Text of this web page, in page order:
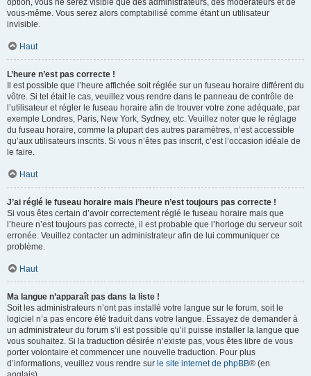
option, vous ne serez visible que des administrateurs, des modérateurs et de
vous-même. Vous serez alors comptabilisé comme étant un utilisateur
invisible.
Haut
L’heure n’est pas correcte !
Il est possible que l’heure affichée soit réglée sur un fuseau horaire différent du
vôtre. Si tel était le cas, veuillez vous rendre dans le panneau de contrôle de
l’utilisateur et régler le fuseau horaire afin de trouver votre zone adéquate, par
exemple Londres, Paris, New York, Sydney, etc. Veuillez noter que le réglage
du fuseau horaire, comme la plupart des autres paramètres, n’est accessible
qu’aux utilisateurs inscrits. Si vous n’êtes pas inscrit, c’est l’occasion idéale de
le faire.
Haut
J’ai réglé le fuseau horaire mais l’heure n’est toujours pas correcte !
Si vous êtes certain d’avoir correctement réglé le fuseau horaire mais que
l’heure n’est toujours pas correcte, il est probable que l’horloge du serveur soit
erronée. Veuillez contacter un administrateur afin de lui communiquer ce
problème.
Haut
Ma langue n’apparaît pas dans la liste !
Soit les administrateurs n’ont pas installé votre langue sur le forum, soit le
logiciel n’a pas encore été traduit dans votre langue. Essayez de demander à
un administrateur du forum s’il est possible qu’il puisse installer la langue que
vous souhaitez. Si la traduction désirée n’existe pas, vous êtes libre de vous
porter volontaire et commencer une nouvelle traduction. Pour plus
d’informations, veuillez vous rendre sur le site internet de phpBB® (en